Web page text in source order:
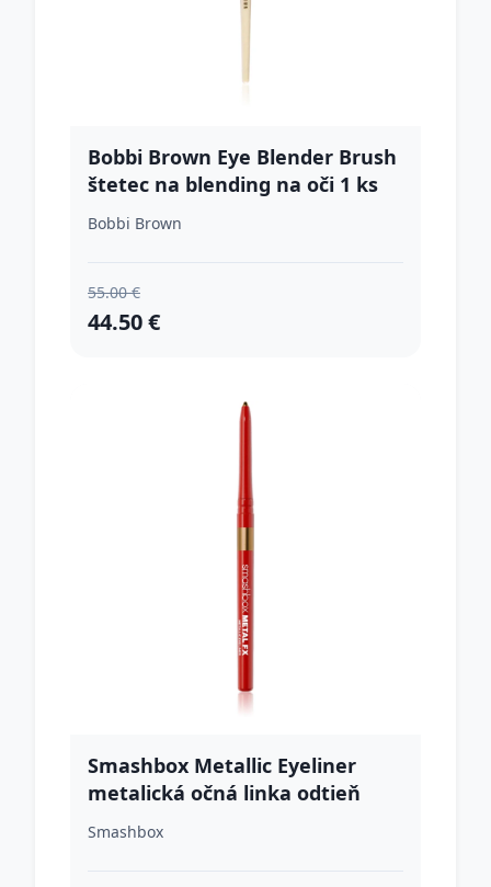
Bobbi Brown Eye Blender Brush
štetec na blending na oči 1 ks
Bobbi Brown
55.00 €
44.50 €
Smashbox Metallic Eyeliner
metalická očná linka odtieň
Medal 0.28 g
Smashbox